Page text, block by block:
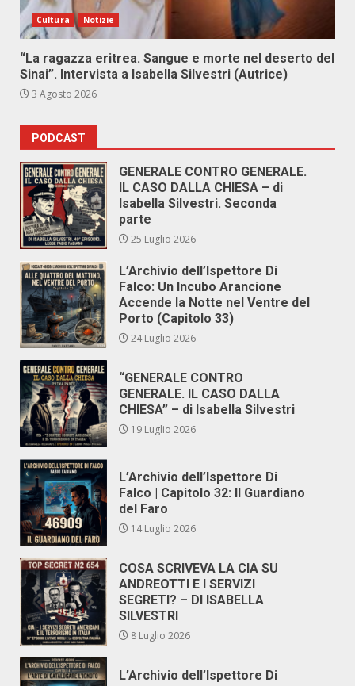
Cultura Notizie
“La ragazza eritrea. Sangue e morte nel deserto del
Sinai”. Intervista a Isabella Silvestri (Autrice)
3 Agosto 2026
PODCAST
GENERALE CONTRO GENERALE.
IL CASO DALLA CHIESA – di
Isabella Silvestri. Seconda
parte
25 Luglio 2026
L’Archivio dell’Ispettore Di
Falco: Un Incubo Arancione
Accende la Notte nel Ventre del
Porto (Capitolo 33)
24 Luglio 2026
“GENERALE CONTRO
GENERALE. IL CASO DALLA
CHIESA” – di Isabella Silvestri
19 Luglio 2026
L’Archivio dell’Ispettore Di
Falco | Capitolo 32: Il Guardiano
del Faro
14 Luglio 2026
COSA SCRIVEVA LA CIA SU
ANDREOTTI E I SERVIZI
SEGRETI? – DI ISABELLA
SILVESTRI
8 Luglio 2026
L’Archivio dell’Ispettore Di